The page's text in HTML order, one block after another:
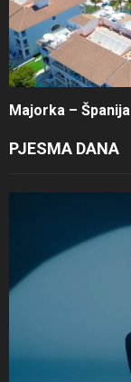
Majorka – Španija
PJESMA DANA